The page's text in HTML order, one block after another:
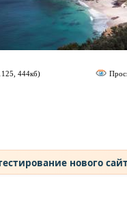
444кб)
нового